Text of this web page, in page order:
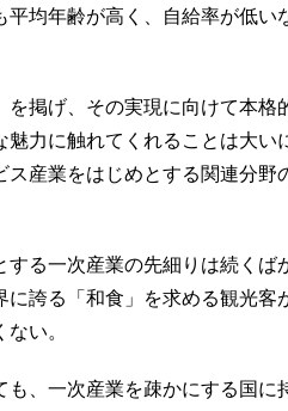
均年齢が高く、自給率が低い
掲げ、その実現に向けて本格
力に触れてくれることは大い
産業をはじめとする関連分野
る一次産業の先細りは続くば
誇る「和食」を求める観光客
い。
、一次産業を疎かにする国に